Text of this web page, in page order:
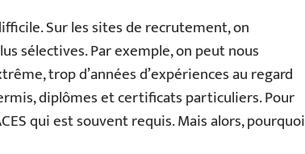
Sur les sites de recrutement, on
sélectives. Par exemple, on peut nous
trop d’années d’expériences au regard
diplômes et certificats particuliers. Pour
qui est souvent requis. Mais alors, pourquoi